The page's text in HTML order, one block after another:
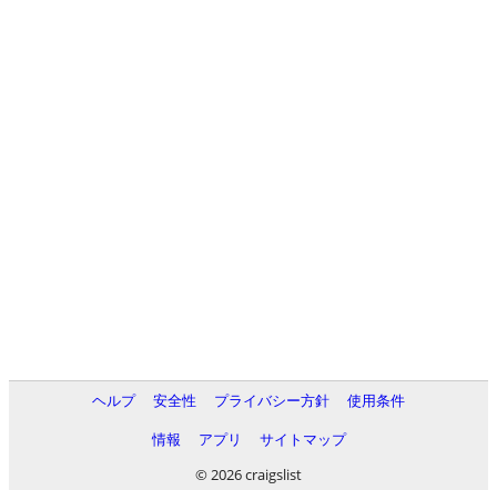
ヘルプ 安全性 プライバシー方針
使用条件
情報
アプリ
サイトマップ
© 2026 craigslist